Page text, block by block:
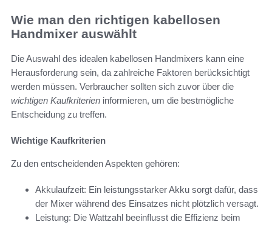
Wie man den richtigen kabellosen
Handmixer auswählt
Die Auswahl des idealen kabellosen Handmixers kann eine
Herausforderung sein, da zahlreiche Faktoren berücksichtigt
werden müssen. Verbraucher sollten sich zuvor über die
wichtigen Kaufkriterien informieren, um die bestmögliche
Entscheidung zu treffen.
Wichtige Kaufkriterien
Zu den entscheidenden Aspekten gehören:
Akkulaufzeit: Ein leistungsstarker Akku sorgt dafür, dass
der Mixer während des Einsatzes nicht plötzlich versagt.
Leistung: Die Wattzahl beeinflusst die Effizienz beim